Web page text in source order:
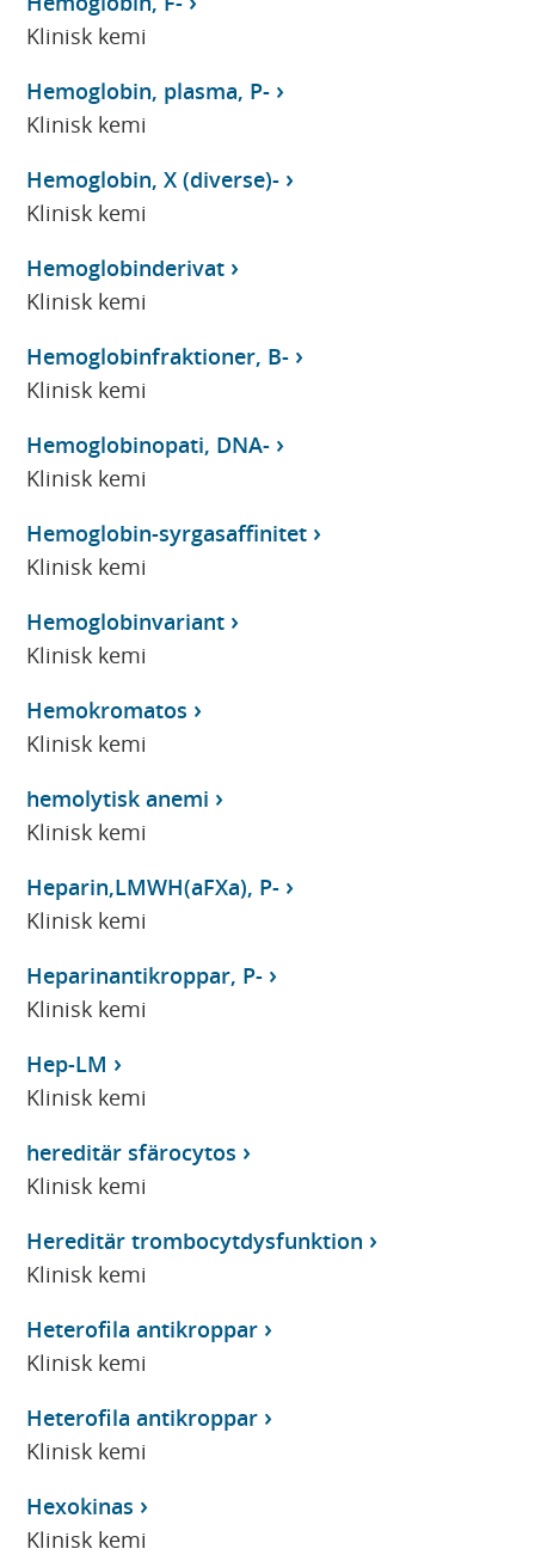
Klinisk kemi
Hemoglobin, plasma, P-
Klinisk kemi
Hemoglobin, X (diverse)-
Klinisk kemi
Hemoglobinderivat
Klinisk kemi
Hemoglobinfraktioner, B-
Klinisk kemi
Hemoglobinopati, DNA-
Klinisk kemi
Hemoglobin-syrgasaffinitet
Klinisk kemi
Hemoglobinvariant
Klinisk kemi
Hemokromatos
Klinisk kemi
hemolytisk anemi
Klinisk kemi
Heparin,LMWH(aFXa), P-
Klinisk kemi
Heparinantikroppar, P-
Klinisk kemi
Hep-LM
Klinisk kemi
hereditär sfärocytos
Klinisk kemi
Hereditär trombocytdysfunktion
Klinisk kemi
Heterofila antikroppar
Klinisk kemi
Heterofila antikroppar
Klinisk kemi
Hexokinas
Klinisk kemi